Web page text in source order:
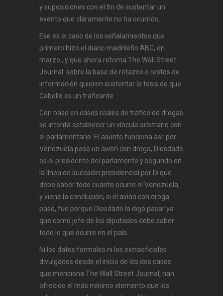
y suposiciones con el fin de sustentar un
evento que claramente no ha ocurrido.
Ese es el caso de los señalamientos que
primero hizo el diario madrileño ABC, en
marzo , y que ahora retoma The Wall Street
Journal: sobre la base de retazos o restos de
información quieren sustentar la tesis de que
Cabello es un traficante.
Con base en casos reales de tráfico de drogas
se intenta establecer un vínculo arbitrario con
el parlamentario. El asunto funciona asi: por
Venezuela pasó un avión con droga, Diosdado
es el presidente del parlamento y segundo en
la línea de sucesión presidencial por lo que
debe saber todo cuanto ocurre el Venezuela,
y viene la conclusión, si el avión con droga
pasó, fue porque Diosdado lo dejó pasar ya
que como jefe de los diputados debe saber
todo lo que ocurre en el país.
Ni los datos formales ni los extraoficiales
divulgados desde el inicio de los dos casos
que menciona The Wall Street Journal, han
ofrecido el más mínimo elemento que los